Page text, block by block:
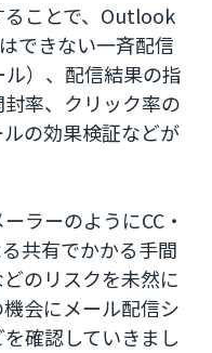
か
か
ているか
ール配信システムの
ることで、Outlook
できない一斉配信
）、配信結果の指
率、クリック率の
の効果検証などが
ラーのようにCC・
共有でかかる手間
のリスクを未然に
会にメール配信シ
確認していきまし